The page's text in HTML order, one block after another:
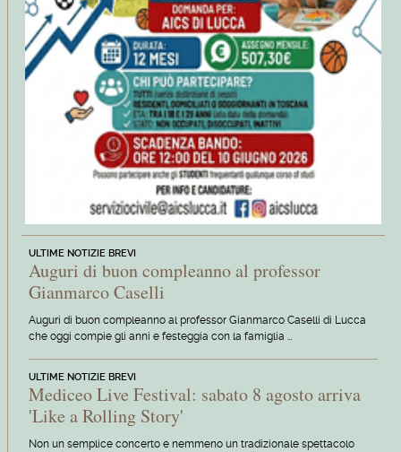
ULTIME NOTIZIE BREVI
Auguri di buon compleanno al professor
Gianmarco Caselli
Auguri di buon compleanno al professor Gianmarco Caselli di Lucca
che oggi compie gli anni e festeggia con la famiglia …
ULTIME NOTIZIE BREVI
Mediceo Live Festival: sabato 8 agosto arriva
'Like a Rolling Story'
Non un semplice concerto e nemmeno un tradizionale spettacolo